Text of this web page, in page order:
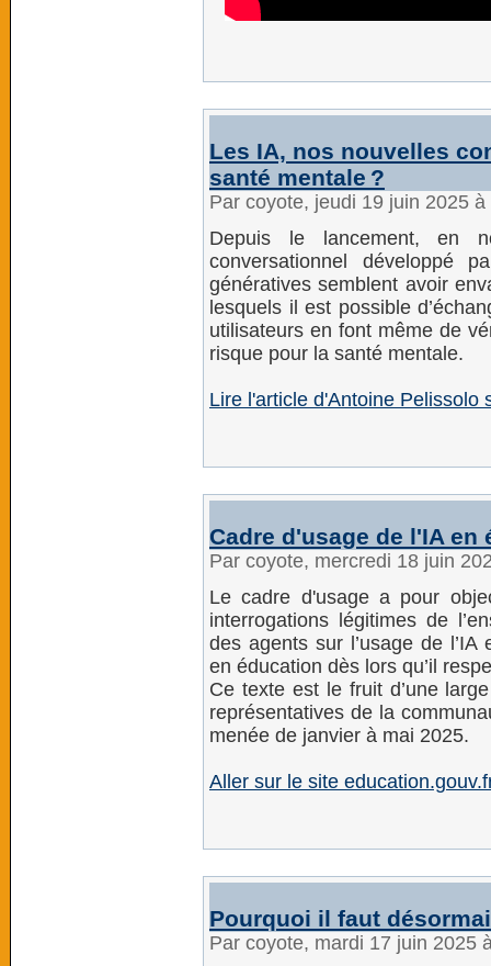
Les IA, nos nouvelles
santé mentale ?
Par coyote, jeudi 19 juin 2025
Depuis le lancement, en
conversationnel développé
génératives semblent avoir
lesquels il est possible
utilisateurs en font même de
risque pour la santé mentale.
Lire l'article d'Antoine Pelissolo
Cadre d'usage de l'IA en
Par coyote, mercredi 18 juin
Le cadre d'usage a pour
interrogations légitimes de
des agents sur l’usage de
en éducation dès lors qu’il
Ce texte est le fruit d’une
représentatives de la
menée de janvier à mai 2025.
Aller sur le site
Pourquoi il faut
Par coyote, mardi 17 juin 2025